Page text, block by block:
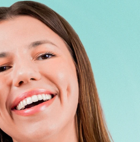
Kullanici profi̇li̇
Cihazlarım
Siparişlerim
Adresim
Aboneliklerim
Tech Elixir
Set
Español
Português
Русский
体中文 繁體中文